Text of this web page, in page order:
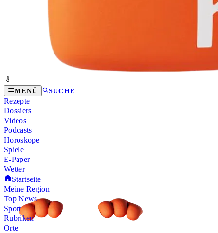
MENÜ SUCHE
Rezepte
Dossiers
Videos
Podcasts
Horoskope
Spiele
E-Paper
Wetter
Startseite
Meine Region
Top News
Sport
Rubriken
Orte